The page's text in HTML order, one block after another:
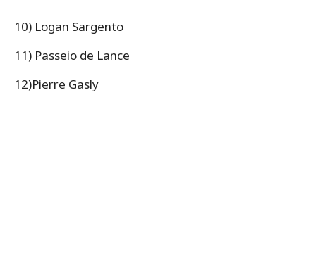
10) Logan Sargento
11) Passeio de Lance
12)Pierre Gasly